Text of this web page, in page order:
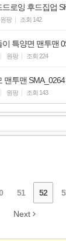
로잉 후드집업
원팡 조회 142
특양면 맨투맨
원팡 조회 224
맨투맨
원팡 조회 143
51 52
Next